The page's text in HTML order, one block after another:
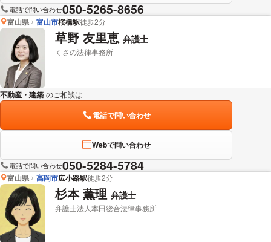
電話で問い合わせ050-5265-8656
富山県 富山市桜橋駅徒歩2分
草野 友里恵 弁護士
くさの法律事務所
不動産・建築 のご相談は
電話で問い合わせ
Webで問い合わせ
電話で問い合わせ050-5284-5784
富山県 高岡市広小路駅徒歩2分
杉本 薫理 弁護士
弁護士法人本田総合法律事務所